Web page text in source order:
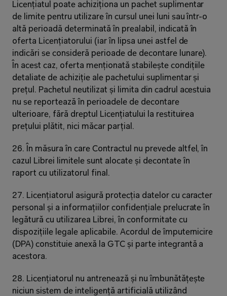
Licențiatul poate achiziționa un pachet suplimentar
de limite pentru utilizare în cursul unei luni sau într-o
altă perioadă determinată în prealabil, indicată în
oferta Licențiatorului (iar în lipsa unei astfel de
indicări se consideră perioade de decontare lunare).
În acest caz, oferta menționată stabilește condițiile
detaliate de achiziție ale pachetului suplimentar și
prețul. Pachetul neutilizat și limita din cadrul acestuia
nu se reportează în perioadele de decontare
ulterioare, fără dreptul Licențiatului la restituirea
prețului plătit, nici măcar parțial.
26. În măsura în care Contractul nu prevede altfel, în
cazul Librei limitele sunt alocate și decontate în
raport cu utilizatorul final.
27. Licențiatorul asigură protecția datelor cu caracter
personal și a informațiilor confidențiale prelucrate în
legătură cu utilizarea Librei, în conformitate cu
dispozițiile legale aplicabile. Acordul de împuternicire
(DPA) constituie anexă la GTC și parte integrantă a
acestora.
28. Licențiatorul nu antrenează și nu îmbunătățește
niciun sistem de inteligență artificială utilizând